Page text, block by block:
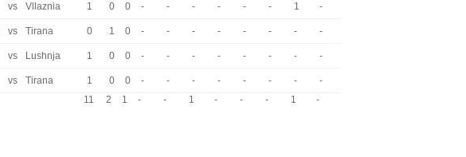
vs Vllaznia 1 0 0 - - - - - - 1 -
vs Tirana 0 1 0 - - - - - - - -
vs Lushnja 1 0 0 - - - - - - - -
vs Tirana 1 0 0 - - - - - - -
-
11 2 1 - - 1 - - - 1 -